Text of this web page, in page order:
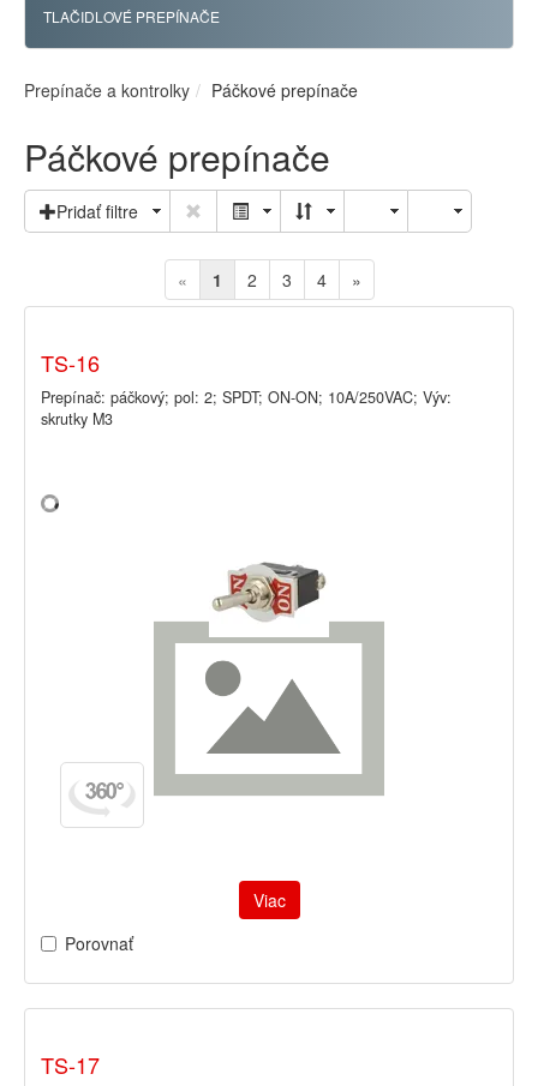
TLAČIDLOVÉ PREPÍNAČE
Prepínače a kontrolky Páčkové prepínače
Páčkové prepínače
Pridať filtre
« 1 2 3 4 »
TS-16
Prepínač: páčkový; pol: 2; SPDT; ON-ON; 10A/250VAC; Výv:
skrutky M3
Viac
Porovnať
TS-17